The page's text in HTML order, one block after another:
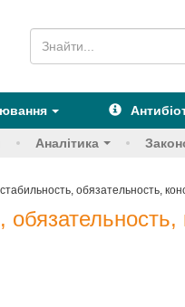
Аналітика
обязательность,